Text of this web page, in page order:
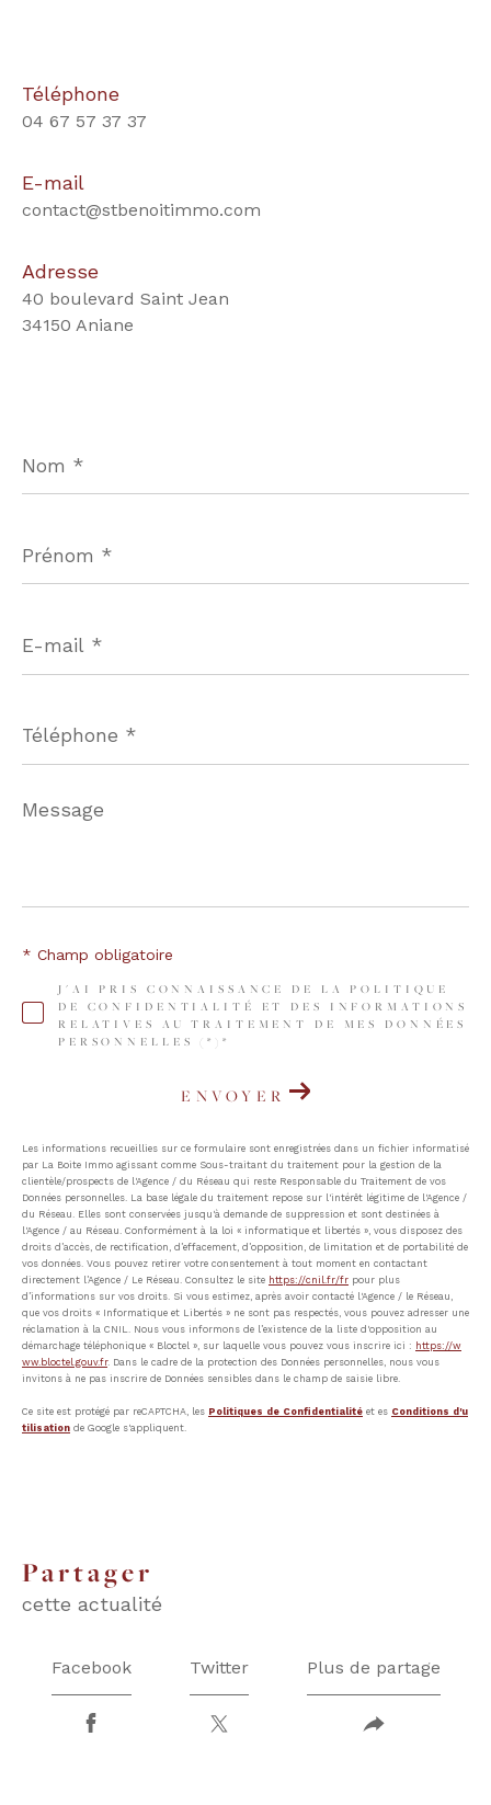
Téléphone
04 67 57 37 37
E-mail
contact@stbenoitimmo.com
Adresse
40 boulevard Saint Jean
34150 Aniane
*
*
mail
*
*
Message
*
J'AI PRIS CONNAISSANCE DE LA POLITIQUE
DE CONFIDENTIALITÉ ET DES INFORMATIONS
RELATIVES AU TRAITEMENT DE MES DONNÉES
PERSONNELLES (*)*
* Champ obligatoire
ENVOYER
Les informations recueillies sur ce formulaire sont enregistrées dans un fichier informatisé
par La Boite Immo agissant comme Sous-traitant du traitement pour la gestion de la
clientèle/prospects de l'Agence / du Réseau qui reste Responsable du Traitement de vos
Données personnelles. La base légale du traitement repose sur l'intérêt légitime de l'Agence /
du Réseau. Elles sont conservées jusqu'à demande de suppression et sont destinées à
l'Agence / au Réseau. Conformément à la loi « informatique et libertés », vous disposez des
droits d’accès, de rectification, d’effacement, d’opposition, de limitation et de portabilité de
vos données. Vous pouvez retirer votre consentement à tout moment en contactant
directement l’Agence / Le Réseau. Consultez le site https://cnil.fr/fr pour plus
d’informations sur vos droits. Si vous estimez, après avoir contacté l'Agence / le Réseau,
que vos droits « Informatique et Libertés » ne sont pas respectés, vous pouvez adresser une
réclamation à la CNIL. Nous vous informons de l’existence de la liste d'opposition au
démarchage téléphonique « Bloctel », sur laquelle vous pouvez vous inscrire ici : https://w
ww.bloctel.gouv.fr. Dans le cadre de la protection des Données personnelles, nous vous
invitons à ne pas inscrire de Données sensibles dans le champ de saisie libre.
Ce site est protégé par reCAPTCHA, les Politiques de Confidentialité et es Conditions d'u
tilisation de Google s'appliquent.
partager
cette actualité
Facebook Twitter Plus de partage